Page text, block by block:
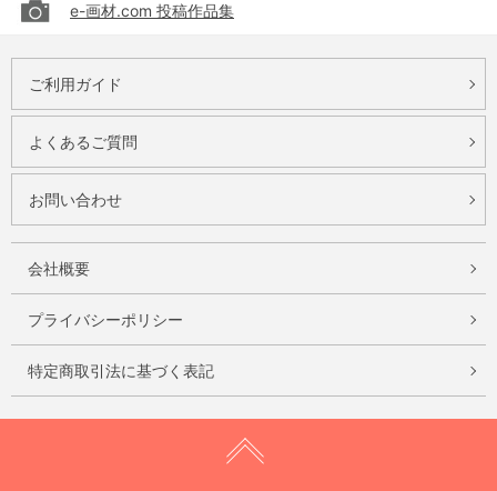
e-画材.com 投稿作品集
ご利用ガイド
よくあるご質問
お問い合わせ
会社概要
プライバシーポリシー
特定商取引法に基づく表記